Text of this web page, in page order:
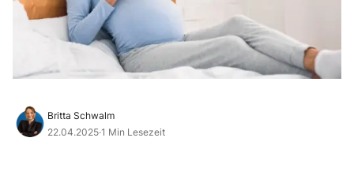
Britta Schwalm
22.04.2025·1 Min Lesezeit